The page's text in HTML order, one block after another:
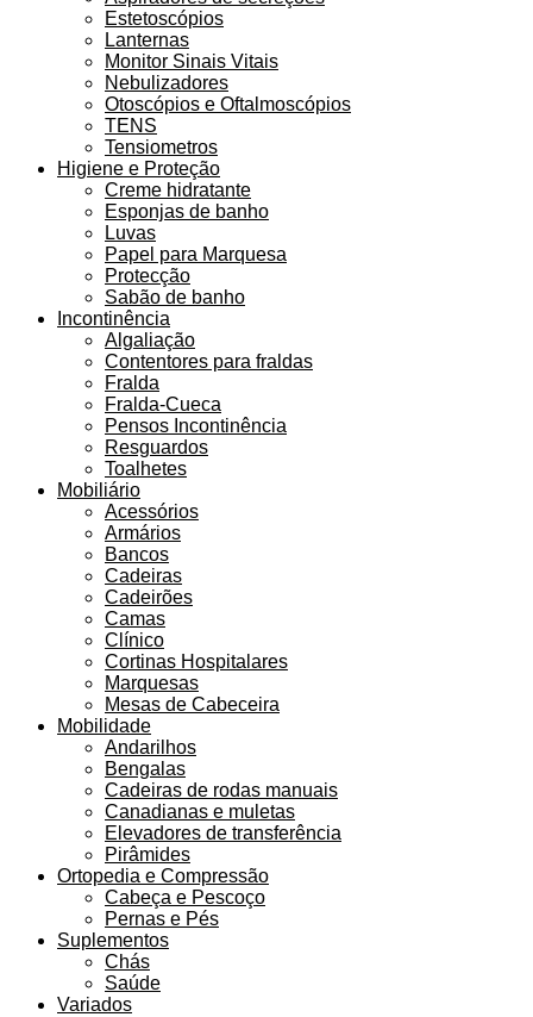
Estetoscópios
Lanternas
Monitor Sinais Vitais
Nebulizadores
Otoscópios e Oftalmoscópios
TENS
Tensiometros
Higiene e Proteção
Creme hidratante
Esponjas de banho
Luvas
Papel para Marquesa
Protecção
Sabão de banho
Incontinência
Algaliação
Contentores para fraldas
Fralda
Fralda-Cueca
Pensos Incontinência
Resguardos
Toalhetes
Mobiliário
Acessórios
Armários
Bancos
Cadeiras
Cadeirões
Camas
Clínico
Cortinas Hospitalares
Marquesas
Mesas de Cabeceira
Mobilidade
Andarilhos
Bengalas
Cadeiras de rodas manuais
Canadianas e muletas
Elevadores de transferência
Pirâmides
Ortopedia e Compressão
Cabeça e Pescoço
Pernas e Pés
Suplementos
Chás
Saúde
Variados